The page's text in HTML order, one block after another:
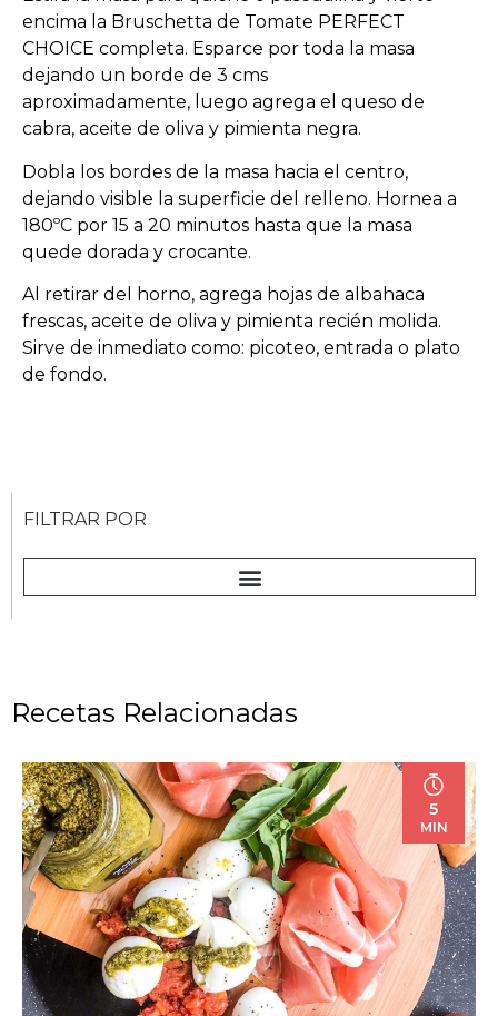
encima la Bruschetta de Tomate PERFECT
CHOICE completa. Esparce por toda la masa
dejando un borde de 3 cms
aproximadamente, luego agrega el queso de
cabra, aceite de oliva y pimienta negra.
Dobla los bordes de la masa hacia el centro,
dejando visible la superficie del relleno. Hornea a
180ºC por 15 a 20 minutos hasta que la masa
quede dorada y crocante.
Al retirar del horno, agrega hojas de albahaca
frescas, aceite de oliva y pimienta recién molida.
Sirve de inmediato como: picoteo, entrada o plato
de fondo.
FILTRAR POR
Recetas Relacionadas
5
MIN